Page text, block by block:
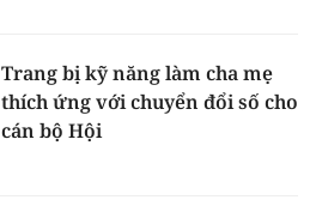
Trang bị kỹ năng làm cha mẹ
thích ứng với chuyển đổi số cho
cán bộ Hội